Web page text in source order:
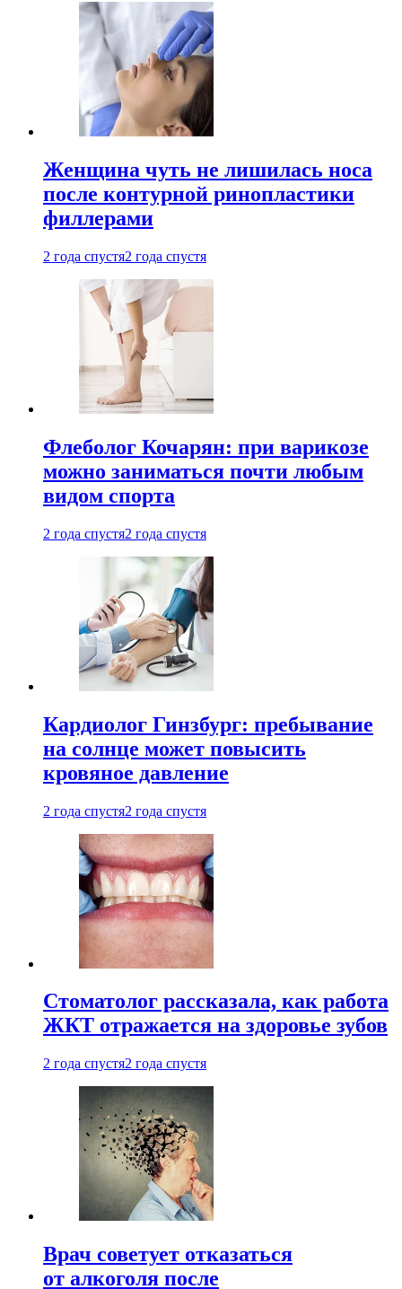
Женщина чуть не лишилась носа
после контурной ринопластики
филлерами
2 года спустя2 года спустя
Флеболог Кочарян: при варикозе
можно заниматься почти любым
видом спорта
2 года спустя2 года спустя
Кардиолог Гинзбург: пребывание
на солнце может повысить
кровяное давление
2 года спустя2 года спустя
Стоматолог рассказала, как работа
ЖКТ отражается на здоровье зубов
2 года спустя2 года спустя
Врач советует отказаться
от алкоголя после